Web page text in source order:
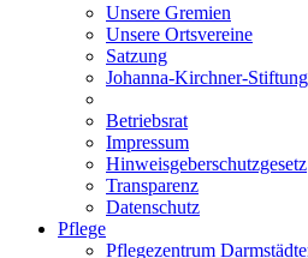
Unsere Gremien
Unsere Ortsvereine
Satzung
Johanna-Kirchner-Stiftung
Betriebsrat
Impressum
Hinweisgeberschutzgesetz
Transparenz
Datenschutz
Pflege
Pflegezentrum